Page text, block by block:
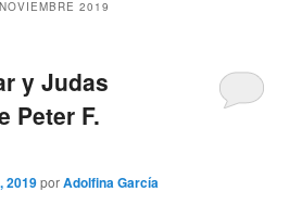
NOVIEMBRE 2019
y Judas
Peter F.
2019porAdolfina García